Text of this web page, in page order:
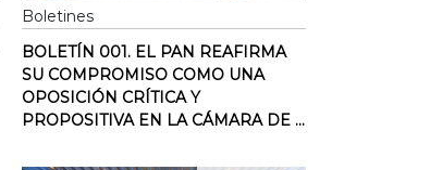
Boletines
BOLETÍN 001. EL PAN REAFIRMA
SU COMPROMISO COMO UNA
OPOSICIÓN CRÍTICA Y
PROPOSITIVA EN LA CÁMARA DE ...